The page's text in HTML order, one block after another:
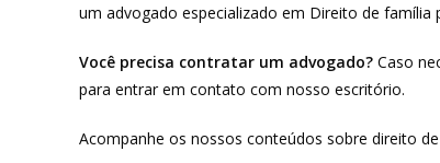
um advogado especializado em Direito de
Você precisa contratar um advogado? Caso
para entrar em contato com nosso escritório.
Acompanhe os nossos conteúdos sobre direito